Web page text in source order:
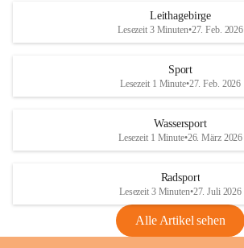
Maßnahmen zur Bekämpfung
Rebe und der Amerikanischen
Anhang VBl. EU Nr. 18
1 Seite•1,4 MB
VBl. EU Nr. 18_2026
Leithagebirge
Lesezeit 3 Minuten•27. Feb. 2026
Sport
Lesezeit 1 Minute•27. Feb. 2026
Wassersport
Lesezeit 1 Minute•26. März 2026
Radsport
Lesezeit 3 Minuten•27. Juli 2026
Alle Artikel sehen